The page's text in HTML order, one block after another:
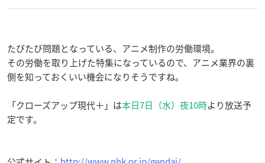
たびたび問題となっている、アニメ制作の労働環境。
その労働を取り上げた特集になっているので、アニメ業界の裏
側を知っておくいい機会になりそうですね。
「クローズアップ現代＋」は本日7日（水）夜10時より放送予
定です。